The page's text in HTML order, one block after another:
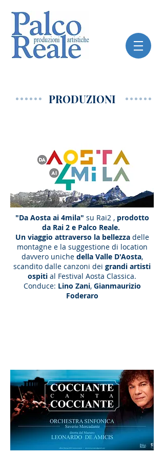
PRODUZIONI
"Da Aosta ai 4mila" su Rai2 , prodotto
da Rai 2 e Palco Reale.
Un viaggio attraverso la bellezzadelle
montagne e la suggestione di location
davvero uniche della Valle D'Aosta,
scandito dalle canzoni dei grandi artisti
ospiti al Festival Aosta Classica.
Conduce: Lino Zani, Gianmaurizio
Foderaro